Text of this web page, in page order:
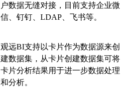
户数据无缝对接，目前支持企业微
信、钉钉、LDAP、飞书等。
观远BI支持以卡片作为数据源来创
建数据集，从卡片创建数据集可将
卡片分析结果用于进一步数据处理
和分析。